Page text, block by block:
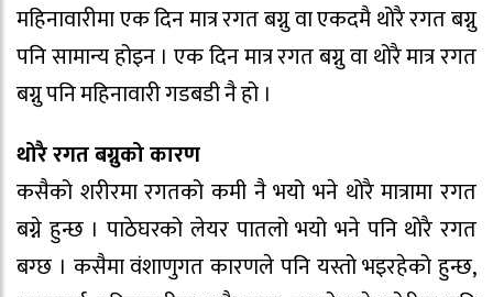
महिनावारीमा एक दिन मात्र रगत बग्नु वा एकदमै थोरै रगत बग्नु
पनि सामान्य होइन । एक दिन मात्र रगत बग्नु वा थोरै मात्र रगत
बग्नु पनि महिनावारी गडबडी नै हो ।
थोरै रगत बग्नुको कारण
कसैको शरीरमा रगतको कमी नै भयो भने थोरै मात्रामा रगत
बग्ने हुन्छ । पाठेघरको लेयर पातलो भयो भने पनि थोरै रगत
बग्छ । कसैमा वंशाणुगत कारणले पनि यस्तो भइरहेको हुन्छ,